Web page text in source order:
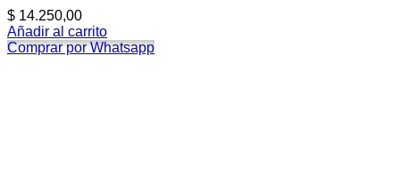
$ 14.250,00
Añadir al carrito
Comprar por Whatsapp